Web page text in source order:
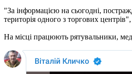
"За інформацією на сьогодні,
територія одного з торгових
На місці працюють рятувальники,